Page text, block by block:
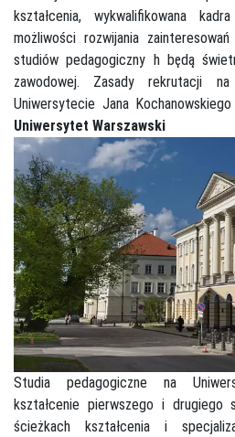
kształcenia, wykwalifikowana
możliwości rozwijania
studiów pedagogiczny h będą
zawodowej. Zasady rekrutacji
Uniwersytecie Jana
Uniwersytet Warszawski
Studia pedagogiczne na
kształcenie pierwszego i
ścieżkach kształcenia i